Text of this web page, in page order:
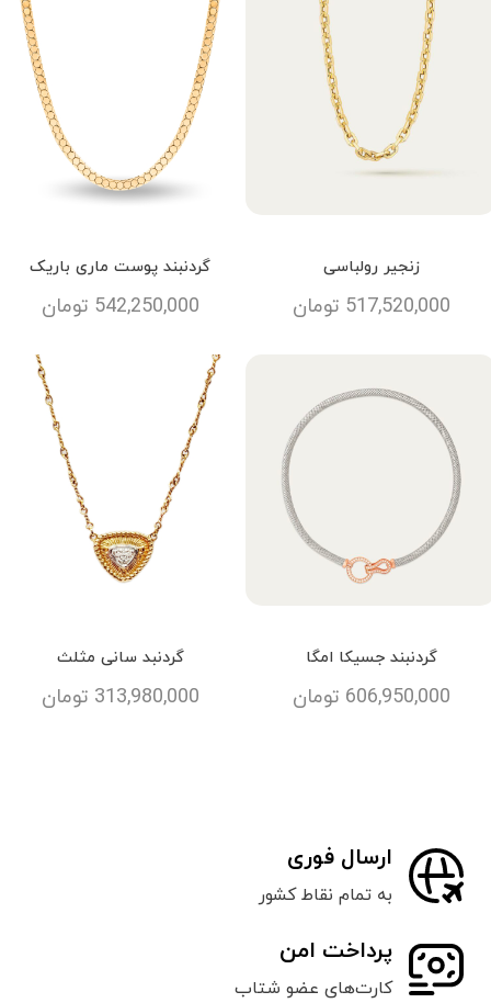
زنجیر رولباسی
517,520,000 تومان
گردنبند پوست ماری باریک
542,250,000 تومان
گردنبند جسیکا امگا
606,950,000 تومان
گردنبد سانی مثلث
313,980,000 تومان
ارسال فوری
به تمام نقاط کشور
پرداخت امن
کارت‌های عضو شتاب